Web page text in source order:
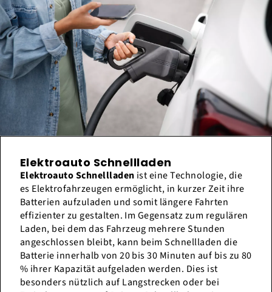
Elektroauto Schnellladen
Elektroauto Schnellladen ist eine Technologie, die
es Elektrofahrzeugen ermöglicht, in kurzer Zeit ihre
Batterien aufzuladen und somit längere Fahrten
effizienter zu gestalten. Im Gegensatz zum regulären
Laden, bei dem das Fahrzeug mehrere Stunden
angeschlossen bleibt, kann beim Schnellladen die
Batterie innerhalb von 20 bis 30 Minuten auf bis zu 80
% ihrer Kapazität aufgeladen werden. Dies ist
besonders nützlich auf Langstrecken oder bei